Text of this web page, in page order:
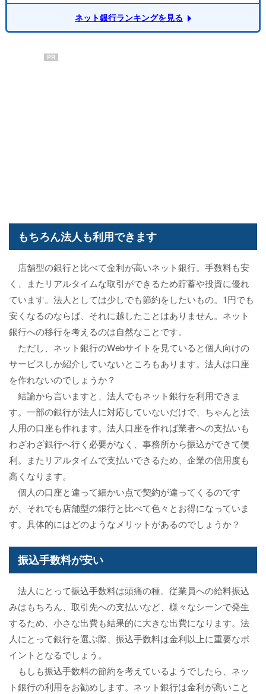
ネット銀行ランキングを見る
PR
もちろん法人も利用できます
店舗型の銀行と比べて金利が高いネット銀行。手数料も安
く、またリアルタイムな取引ができるため貯蓄や投資に優れ
ています。法人としては少しでも節約をしたいもの。1円でも
安くなるのならば、それに越したことはありません。ネット
銀行への移行を考えるのは自然なことです。
ただし、ネット銀行のWebサイトを見ていると個人向けの
サービスしか紹介していないところもあります。法人は口座
を作れないのでしょうか？
結論から言いますと、法人でもネット銀行を利用できま
す。一部の銀行が法人に対応していないだけで、ちゃんと法
人用の口座も作れます。法人口座を作れば業者への支払いも
わざわざ銀行へ行く必要がなく、事務所から振込ができて便
利。またリアルタイムで支払いできるため、企業の信用度も
高くなります。
個人の口座と違って細かい点で契約が違ってくるのです
が、それでも店舗型の銀行と比べて色々とお得になっていま
す。具体的にはどのようなメリットがあるのでしょうか？
振込手数料が安い
法人にとって振込手数料は頭痛の種。従業員への給料振込
みはもちろん、取引先への支払いなど、様々なシーンで発生
するため、小さな出費も結果的に大きな出費になります。法
人にとって銀行を選ぶ際、振込手数料は金利以上に重要なポ
イントとなるでしょう。
もしも振込手数料の節約を考えているようでしたら、ネッ
ト銀行の利用をお勧めします。ネット銀行は金利が高いこと